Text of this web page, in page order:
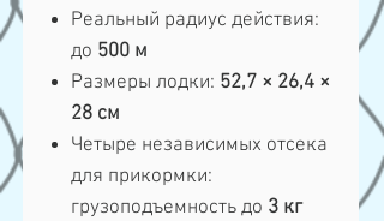
Реальный радиус действия:
до 500 м
Размеры лодки: 52,7 × 26,4 ×
28 см
Четыре независимых отсека
для прикормки:
грузоподъемность до 3 кг